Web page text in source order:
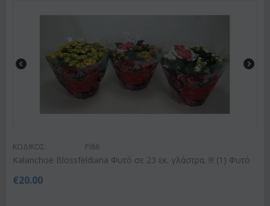
ΚΩΔΙΚΟΣ: Pl86
Kalanchoe Blossfeldiana Φυτό σε 23 εκ. γλάστρα. !!! (1) Φυτό
€20.00